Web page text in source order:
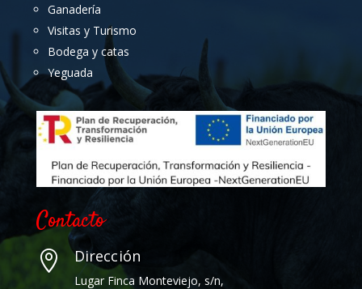
Ganadería
Visitas y Turismo
Bodega y catas
Yeguada
Contacto
 Dirección
Lugar Finca Monteviejo, s/n,